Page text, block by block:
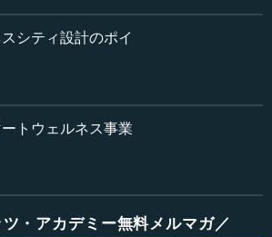
、2014年（平成26年）に国の施策で
れる以前に策定された、見附市によ
化モデルケース」です。これは、先
少や少子高齢化を乗り越えるような
附市が国へ行った提案で、これによ
市として認定されました。この左下
けた際に私が説明に使ったもので
である既存市街化区域に人が住んで
シティ設計のポイ
トウェルネス事業
・アカデミー無料メルマガ／